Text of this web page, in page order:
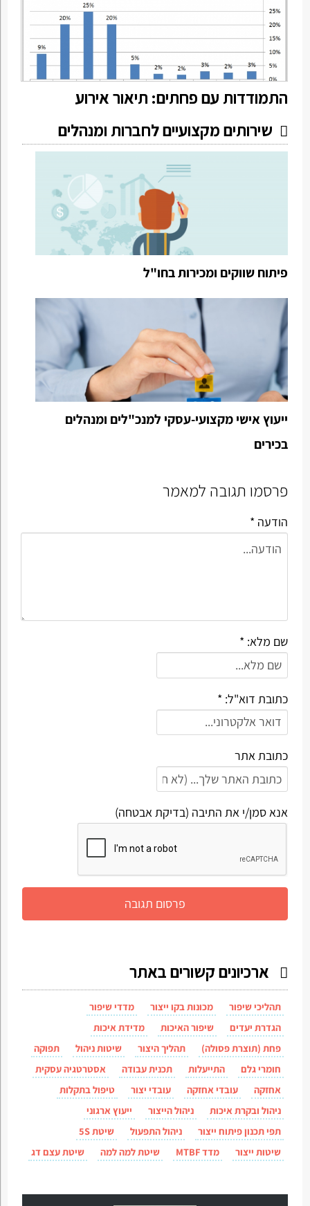
התמודדות עם פחתים: תיאור אירוע
שירותים מקצועיים לחברות ומנהלים
פיתוח שווקים ומכירות בחו"ל
ייעוץ אישי מקצועי-עסקי למנכ"לים ומנהלים
בכירים
פרסמו תגובה למאמר
הודעה *
שם מלא: *
כתובת דוא"ל: *
כתובת אתר
אנא סמן/י את התיבה (בדיקת אבטחה)
ארכיונים קשורים באתר
תהליכי שיפור מכונות בקו ייצור
מדדי שיפור
הגדרת יעדים
שיפור האיכות
מדידת איכות
פחת (תוצרת פסולה)
תהליך היצור שיטות ניהול
תפוקה
חומרי גלם
התייעלות תכנית עבודה
אסטרטגיה עסקית
אחזקה
עובדי אחזקה עובדי יצור
טיפול בתקלות
ניהול ובקרת איכות
ניהול הייצור
ייעוץ ארגוני
תפי תכנון פיתוח ייצור
ניהול התפעול
שיטת 5S
שיטות ייצור
מדד MTBF שיטת למה למה שיטת עצם דג